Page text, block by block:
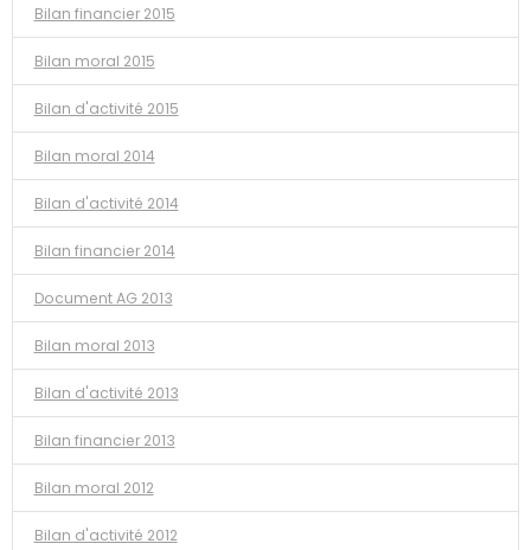
Bilan financier 2015
Bilan moral 2015
Bilan d'activité 2015
Bilan moral 2014
Bilan d'activité 2014
Bilan financier 2014
Document AG 2013
Bilan moral 2013
Bilan d'activité 2013
Bilan financier 2013
Bilan moral 2012
Bilan d'activité 2012